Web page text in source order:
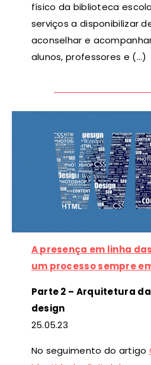
físico da biblioteca
serviços a disponibilizar
aconselhar e
alunos, professores e (…)
A presença em linha
um processo sempre
Parte 2 – Arquitetura
design
25.05.23
No seguimento do artigo